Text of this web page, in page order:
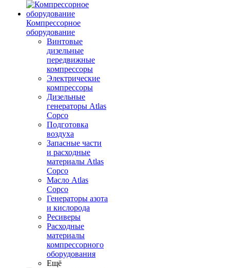
Компрессорное
оборудование
Винтовые
дизельные
передвижные
компрессоры
Электрические
компрессоры
Дизельные
генераторы Atlas
Copco
Подготовка
воздуха
Запасные части
и расходные
материалы Atlas
Copco
Масло Atlas
Copco
Генераторы азота
и кислорода
Ресиверы
Расходные
материалы
компрессорного
оборудования
Ещё